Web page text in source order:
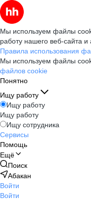
Мы используем файлы
работу нашего веб-сайта и
Правила использования
Мы используем файлы
файлов cookie
Понятно
Ищу работу
Ищу работу
Ищу работу
Ищу сотрудника
Сервисы
Помощь
Ещё
Поиск
Абакан
Войти
Войти